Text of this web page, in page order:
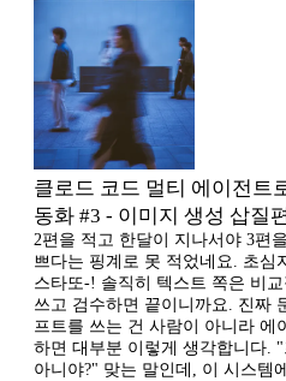
클로드 코드 멀티 에이전트
동화 #3 - 이미지 생성 삽질
2편을 적고 한달이 지나서야 3편
쁘다는 핑계로 못 적었네요. 초심
스타또-! 솔직히 텍스트 쪽은 비
쓰고 검수하면 끝이니까요. 진짜
프트를 쓰는 건 사람이 아니라 에
하면 대부분 이렇게 생각합니다.
아니야?" 맞는 말인데, 이 시스템